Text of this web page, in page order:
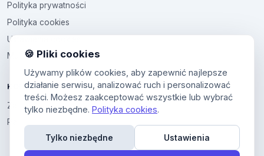
Polityka prywatności
Polityka cookies
Ustawienia cookies
Multikod
KONTO
Zaloguj sie
Panel uzytkownika
🍪 Pliki cookies
Używamy plików cookies, aby zapewnić najlepsze
działanie serwisu, analizować ruch i personalizować
treści. Możesz zaakceptować wszystkie lub wybrać
tylko niezbędne. Polityka cookies.
Tylko niezbędne Ustawienia